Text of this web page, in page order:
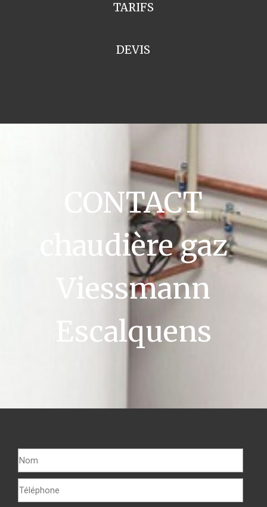
TARIFS
DEVIS
CONTACT
chaudière gaz
Viessmann
Escalquens